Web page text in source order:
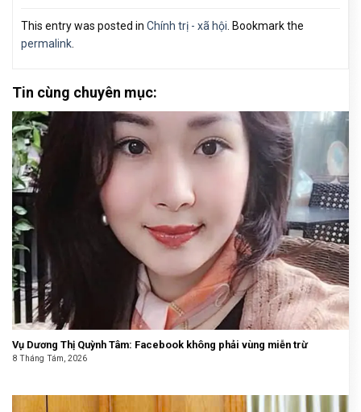
This entry was posted in Chính trị - xã hội . Bookmark the
permalink
Tin cùng chuyên mục:
Vụ Dương Thị Quỳnh Tâm: Facebook không phải vùng miễn trừ
8 Tháng Tám, 2026